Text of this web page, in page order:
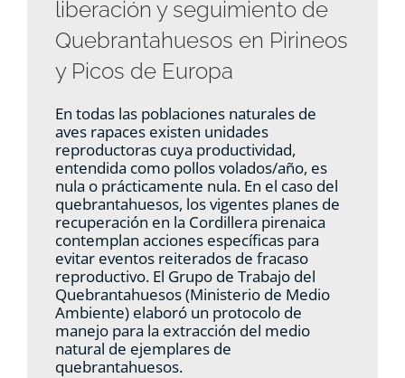
liberación y seguimiento de
Quebrantahuesos en Pirineos
y Picos de Europa
En todas las poblaciones naturales de
aves rapaces existen unidades
reproductoras cuya productividad,
entendida como pollos volados/año, es
nula o prácticamente nula. En el caso del
quebrantahuesos, los vigentes planes de
recuperación en la Cordillera pirenaica
contemplan acciones específicas para
evitar eventos reiterados de fracaso
reproductivo. El Grupo de Trabajo del
Quebrantahuesos (Ministerio de Medio
Ambiente) elaboró un protocolo de
manejo para la extracción del medio
natural de ejemplares de
quebrantahuesos.